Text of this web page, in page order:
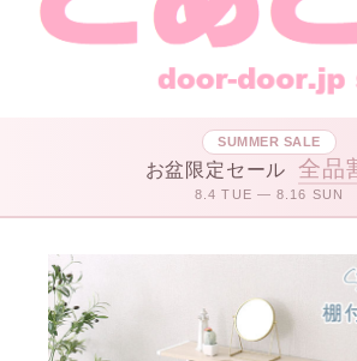
SUMMER SALE
お盆限定セール 全品
8.4 TUE — 8.16 SUN